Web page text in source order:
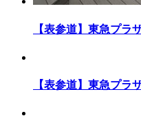
【表参道】東急プラ
【表参道】東急プラ